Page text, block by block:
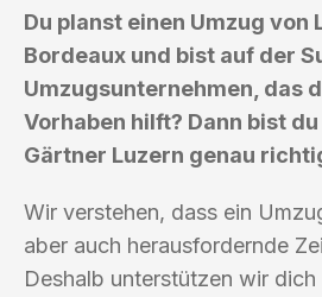
Du planst einen Umzug von
Bordeaux und bist auf der
Umzugsunternehmen, das
Vorhaben hilft? Dann bist
Gärtner Luzern genau
Wir verstehen, dass ein
aber auch herausfordernde
Deshalb unterstützen wir dich